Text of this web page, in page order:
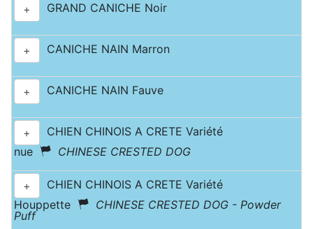
+ GRAND CANICHE Noir
+ CANICHE NAIN Marron
+ CANICHE NAIN Fauve
+
CHIEN CHINOIS A CRETE Variété
nue
CHINESE CRESTED DOG
+
CHIEN CHINOIS A CRETE Variété
Houppette
CHINESE CRESTED DOG - Powder
Puff